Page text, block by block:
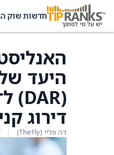
חדשות שוק
דירוג
דה פליי (TheFly) 7